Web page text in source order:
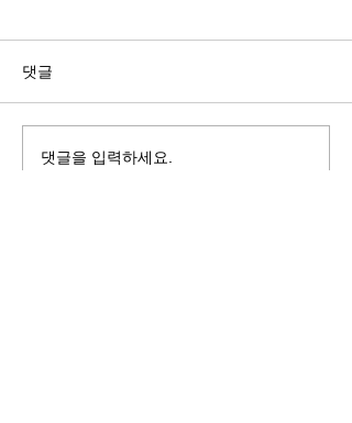
쓰러지는데는 이유가 있다 (사
댓글
댓글을 입력하세요.